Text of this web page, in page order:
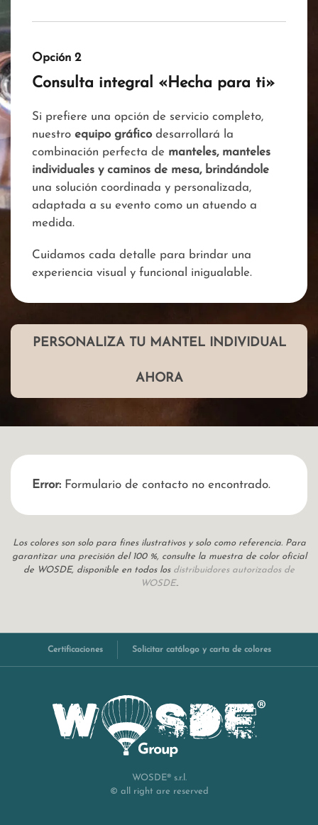
Opción 2
Consulta integral «Hecha para ti»
Si prefiere una opción de servicio completo,
nuestro equipo gráficodesarrollará la
combinación perfecta de manteles, manteles
individuales y caminos de mesa, brindándole
una solución coordinada y personalizada,
adaptada a su evento como un atuendo a
medida.
Cuidamos cada detalle para brindar una
experiencia visual y funcional inigualable.
PERSONALIZA TU MANTEL INDIVIDUAL
AHORA
Error: Formulario de contacto no encontrado.
Los colores son solo para fines ilustrativos y solo como referencia. Para
garantizar una precisión del 100 %, consulte la muestra de color oficial
de WOSDE, disponible en todos los distribuidores autorizados de
WOSDE..
Certificaciones Solicitar catálogo y carta de colores
WOSDE® s.r.l.
© all right are reserved